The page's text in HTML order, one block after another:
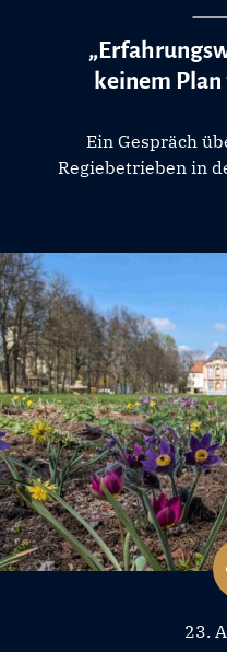
keinem
Ein Gespräch
Regiebetrieben in
23.